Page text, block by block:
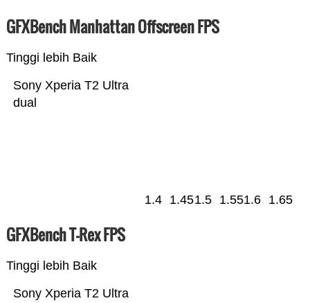
GFXBench Manhattan Offscreen FPS
Tinggi lebih Baik
Sony Xperia T2 Ultra
dual
1.4 1.451.5 1.551.6 1.65
GFXBench T-Rex FPS
Tinggi lebih Baik
Sony Xperia T2 Ultra